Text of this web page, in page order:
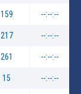
159 --:--:--
217 --:--:--
261 --:--:--
15 --:--:--